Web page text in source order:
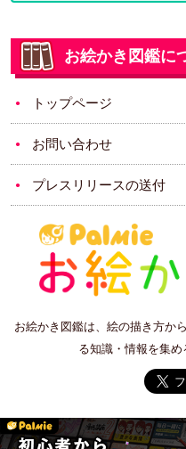
お絵かき図鑑に
トップページ
お問い合わせ
プレスリリースの送付
お絵かき図鑑は、絵の描き方か
る知識・情報を集め